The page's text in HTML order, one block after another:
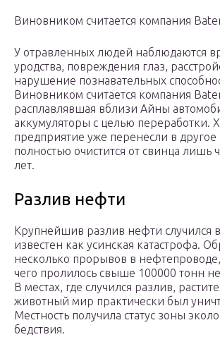
Виновником считается компания
У отравленных людей наблюдаются
уродства, повреждения глаз,
нарушение познавательных
Виновником считается компания
расплавлявшая вблизи Айны
аккумуляторы с целью переработки.
предприятие уже перенесли в другое
полностью очистится от свинца лишь
лет.
Разлив нефти
Крупнейшив разлив нефти случился
известен как усинская катастрофа.
несколько прорывов в нефтепроводе,
чего пролилось свыше 100000 тонн
В местах, где случился разлив,
животный мир практически был
Местность получила статус зоны
бедствия.